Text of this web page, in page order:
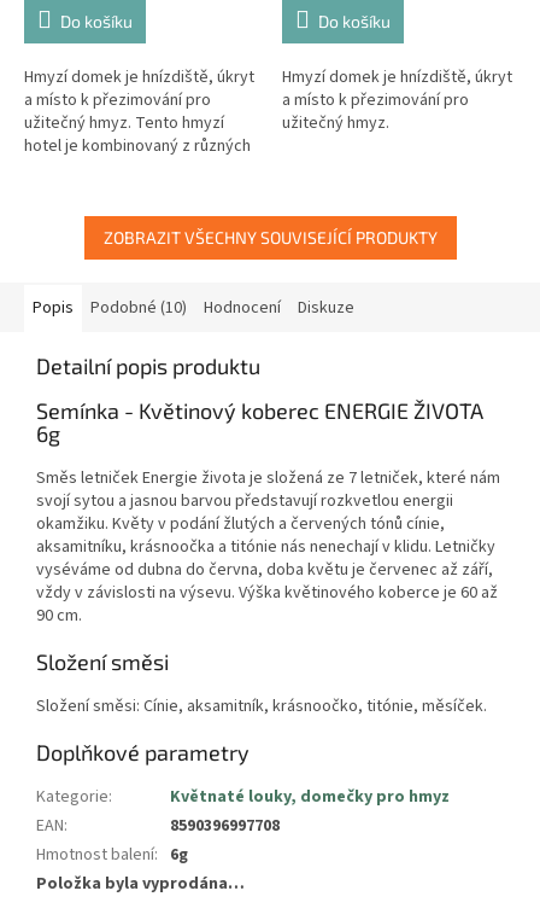
Do košíku
Hmyzí domek je hnízdiště, úkryt
a místo k přezimování pro
užitečný hmyz. Tento hmyzí
hotel je kombinovaný z různých
Do košíku
Hmyzí domek je hnízdiště, úkryt
a místo k přezimování pro
užitečný hmyz.
ZOBRAZIT VŠECHNY SOUVISEJÍCÍ PRODUKTY
Popis Podobné (10) Hodnocení Diskuze
Detailní popis produktu
Semínka - Květinový koberec ENERGIE ŽIVOTA
6g
Směs letniček Energie života je složená ze 7 letniček, které nám
svojí sytou a jasnou barvou představují rozkvetlou energii
okamžiku. Květy v podání žlutých a červených tónů cínie,
aksamitníku, krásnoočka a titónie nás nenechají v klidu. Letničky
vyséváme od dubna do června, doba květu je červenec až září,
vždy v závislosti na výsevu. Výška květinového koberce je 60 až
90 cm.
Složení směsi
Složení směsi: Cínie, aksamitník, krásnoočko, titónie, měsíček.
Doplňkové parametry
Kategorie:
Květnaté louky, domečky pro hmyz
EAN:
8590396997708
Hmotnost balení: 6g
Položka byla vyprodána…